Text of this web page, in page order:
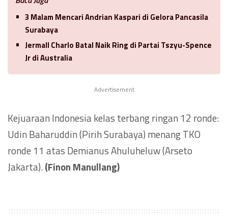
3 Malam Mencari Andrian Kaspari di Gelora Pancasila
Surabaya
Jermall Charlo Batal Naik Ring di Partai Tszyu-Spence
Jr di Australia
Advertisement
Kejuaraan Indonesia kelas terbang ringan 12 ronde:
Udin Baharuddin (Pirih Surabaya) menang TKO
ronde 11 atas Demianus Ahuluheluw (Arseto
Jakarta).(Finon Manullang)